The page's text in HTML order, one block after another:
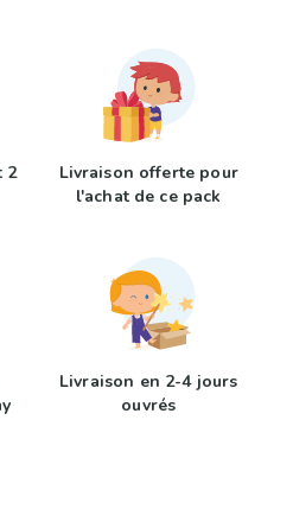
2
Livraison offerte pour
l'achat de ce pack
Livraison en 2-4 jours
ouvrés